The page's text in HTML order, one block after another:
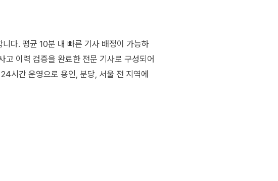
다. 평균 10분 내 빠른 기사 배정이 가능하
고 이력 검증을 완료한 전문 기사로 구성되어
시간 운영으로 용인, 분당, 서울 전 지역에